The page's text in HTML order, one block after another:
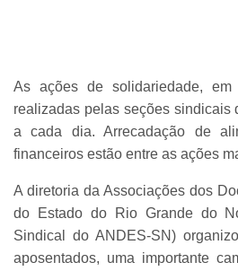
As ações de solidariedade, em
realizadas pelas seções sindicais
a cada dia. Arrecadação de
financeiros estão entre as ações
A diretoria da Associações dos
do Estado do Rio Grande do
Sindical do ANDES-SN)
aposentados, uma importante